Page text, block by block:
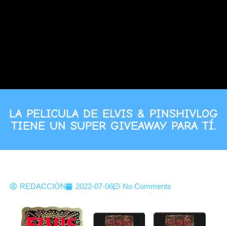
LA PELICULA DE ELVIS & PINSHIVLOG
TIENE UN SUPER GIVEAWAY PARA TÍ.
REDACCIÓN 2022-07-06 No Comments